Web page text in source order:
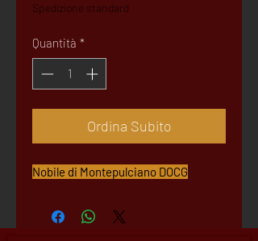
Spedizione standard
Quantità *
Ordina Subito
Nobile di Montepulciano DOCG